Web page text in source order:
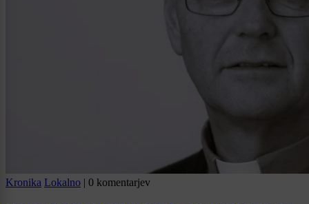
Kronika Lokalno | 0 komentarjev